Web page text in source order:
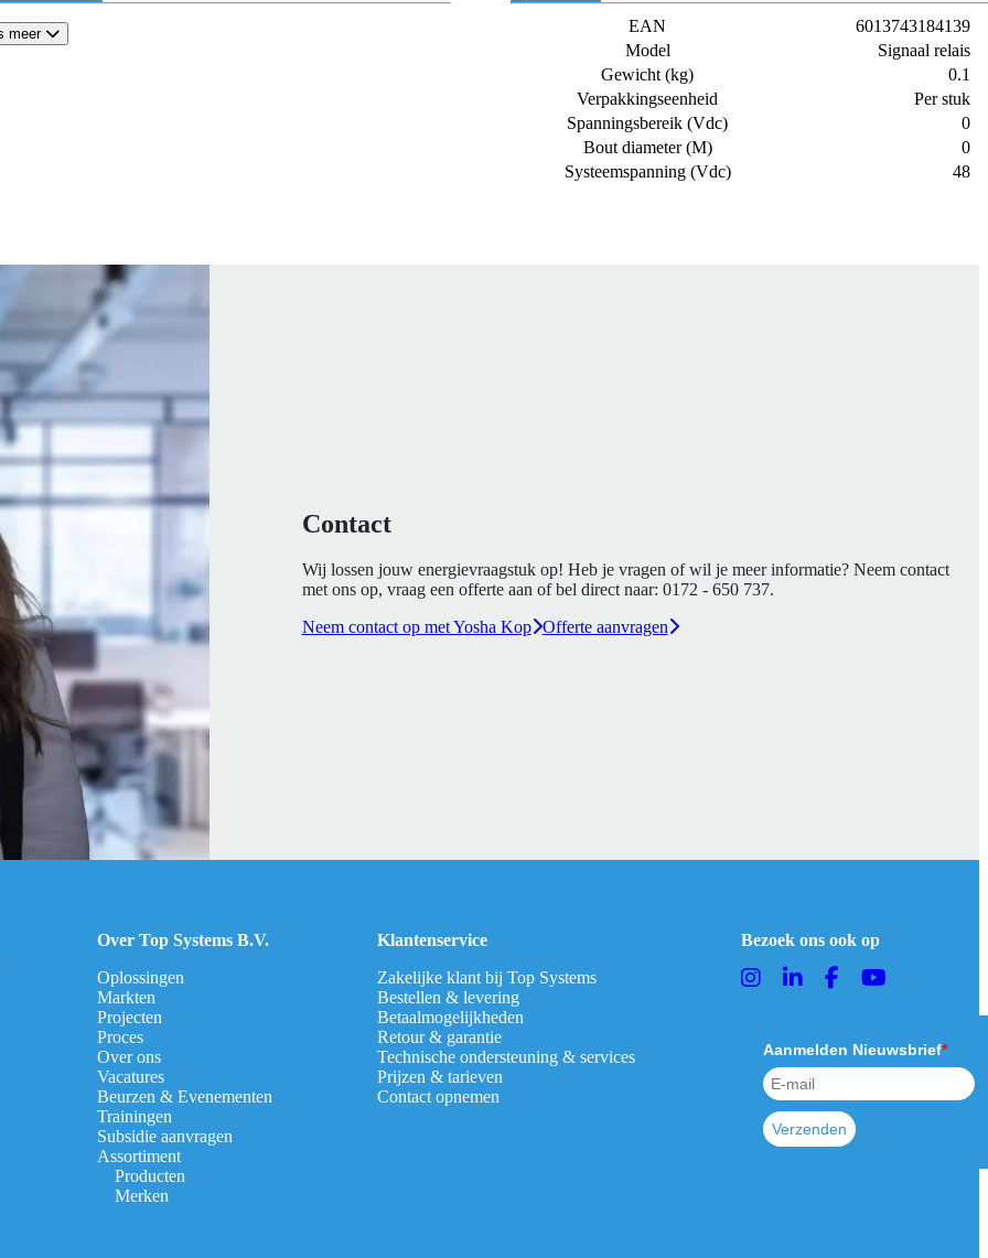
meer
EAN
6013743184139
Model
Signaal relais
Gewicht (kg)
0.1
Verpakkingseenheid
Per stuk
Spanningsbereik (Vdc)
0
Bout diameter (M)
0
Systeemspanning (Vdc)
48
Contact
Wij lossen jouw energievraagstuk op! Heb je vragen of wil je meer informatie? Neem contact
met ons op, vraag een offerte aan of bel direct naar: 0172 - 650 737.
Neem contact op met Yosha Kop Offerte aanvragen
Over Top Systems B.V.
Oplossingen
Markten
Projecten
Proces
Over ons
Vacatures
Beurzen & Evenementen
Trainingen
Subsidie aanvragen
Assortiment
Producten
Merken
Klantenservice
Zakelijke klant bij Top Systems
Bestellen & levering
Betaalmogelijkheden
Retour & garantie
Technische ondersteuning & services
Prijzen & tarieven
Contact opnemen
Bezoek ons ook op
Aanmelden Nieuwsbrief*
Verzenden